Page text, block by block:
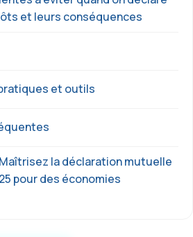
et leurs conséquences
et outils
la déclaration mutuelle
pour des économies